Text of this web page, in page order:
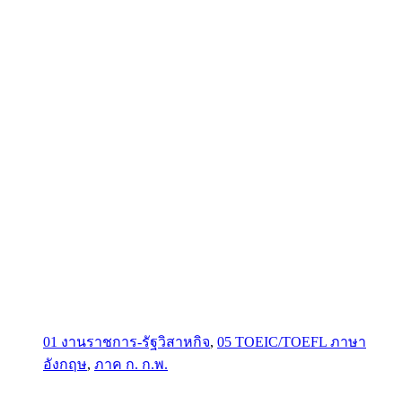
01 งานราชการ-รัฐวิสาหกิจ, 05 TOEIC/TOEFL ภาษา
อังกฤษ, ภาค ก. ก.พ.